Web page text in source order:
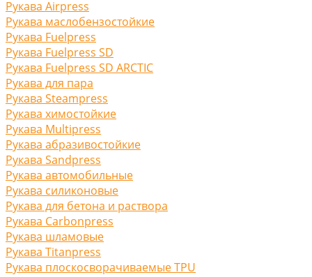
Рукава Airpress
Рукава маслобензостойкие
Рукава Fuelpress
Рукава Fuelpress SD
Рукава Fuelpress SD ARCTIC
Рукава для пара
Рукава Steampress
Рукава химостойкие
Рукава Multipress
Рукава абразивостойкие
Рукава Sandpress
Рукава автомобильные
Рукава силиконовые
Рукава для бетона и раствора
Рукава Carbonpress
Рукава шламовые
Рукава Titanpress
Рукава плоскосворачиваемые TPU